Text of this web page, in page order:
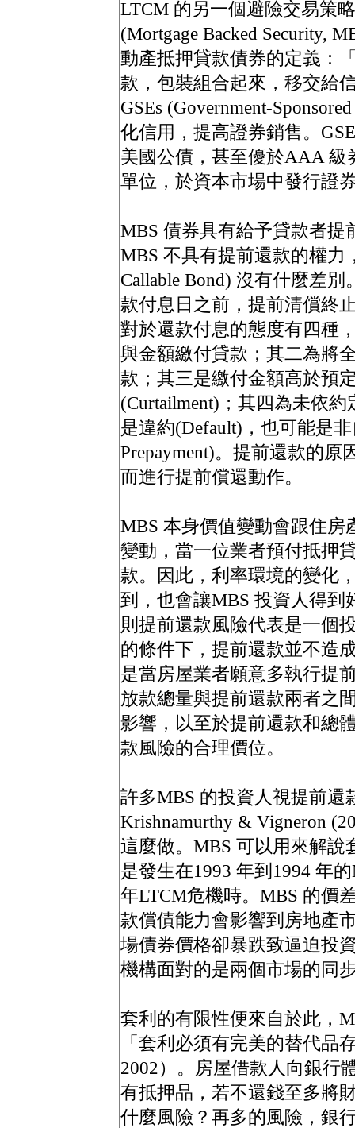
LTCM 的另一個避險交易策
(Mortgage Backed Security,
動產抵押貸款債券的定義：
款，包裝組合起來，移交給
GSEs (Government-
化信用，提高證券銷售。
美國公債，甚至優於AAA 級
單位，於資本市場中發行證
MBS 債券具有給予貸款者提
MBS 不具有提前還款的權力
Callable Bond) 沒有什麼差
款付息日之前，提前清償終
對於還款付息的態度有四種
與金額繳付貸款；其二為將
款；其三是繳付金額高於預
(Curtailment)；其四為未依
是違約(Default)，也可能是
Prepayment)。提前還款的
而進行提前償還動作。
MBS 本身價值變動會跟住
變動，當一位業者預付抵押
款。因此，利率環境的變化
到，也會讓MBS 投資人得到
則提前還款風險代表是一個
的條件下，提前還款並不造
是當房屋業者願意多執行提
放款總量與提前還款兩者之
影響，以至於提前還款和總
款風險的合理價位。
許多MBS 的投資人視提前還
Krishnamurthy & Vigneron
這麼做。MBS 可以用來解說
是發生在1993 年到1994 年
年LTCM危機時。MBS 的價
款償債能力會影響到房地產
場債券價格卻暴跌致逼迫投
機構面對的是兩個市場的同
套利的有限性便來自於此，
「套利必須有完美的替代品
2002）。房屋借款人向銀行
有抵押品，若不還錢至多將
什麼風險？再多的風險，銀